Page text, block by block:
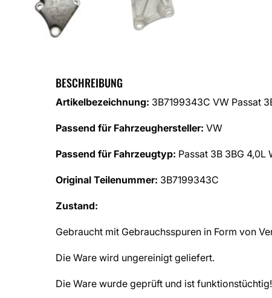
BESCHREIBUNG
Artikelbezeichnung: 3B7199343C VW Passat
Passend für Fahrzeughersteller: VW
Passend für Fahrzeugtyp: Passat 3B 3BG 4,0L
Original Teilenummer: 3B7199343C
Zustand:
Gebraucht mit Gebrauchsspuren in Form von
Die Ware wird ungereinigt geliefert.
Die Ware wurde geprüft und ist funktionstüchtig!